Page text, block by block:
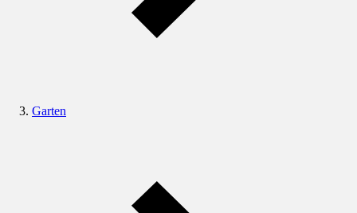
Garten